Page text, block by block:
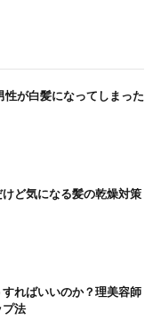
が白髪になってしまった
ど気になる髪の乾燥対策
ればいいのか？理美容師
プ法